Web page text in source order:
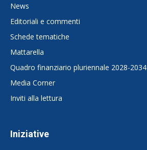
News
Editoriali e commenti
Schede tematiche
Mattarella
Quadro finanziario pluriennale 2028-2034
Media Corner
Inviti alla lettura
Iniziative